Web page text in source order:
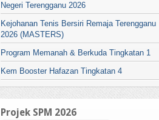
Negeri Terengganu 2026
Kejohanan Tenis Bersiri Remaja Terengganu
2026 (MASTERS)
Program Memanah & Berkuda Tingkatan 1
Kem Booster Hafazan Tingkatan 4
Projek SPM 2026